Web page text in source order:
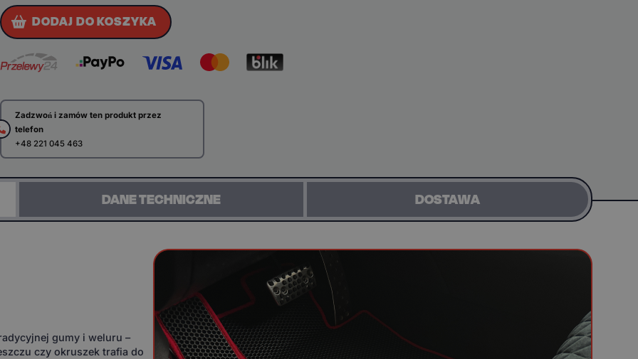
DODAJ DO KOSZYKA
Zadzwoń i zamów ten produkt przez
telefon
+48 221 045 463
DANE TECHNICZNE DOSTAWA
gumy i weluru –
czy okruszek trafia do